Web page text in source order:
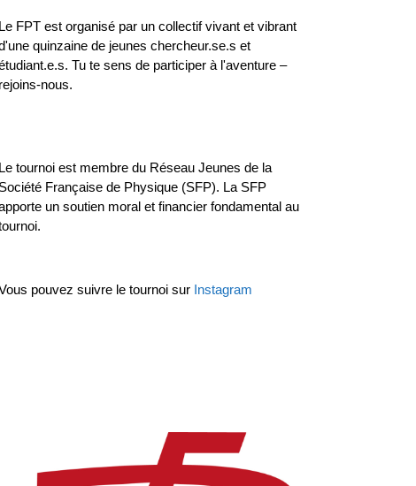
Le FPT est organisé par un collectif vivant et vibrant
quinzaine de jeunes chercheur.se.s et
Tu te sens de participer à l'aventure –
rejoins-nous.
Le tournoi est membre du Réseau Jeunes de la
Société Française de Physique (SFP). La SFP
un soutien moral et financier fondamental au
pouvez suivre le tournoi sur Instagram